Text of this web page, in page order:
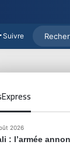
Suivre
2026
: l’armée